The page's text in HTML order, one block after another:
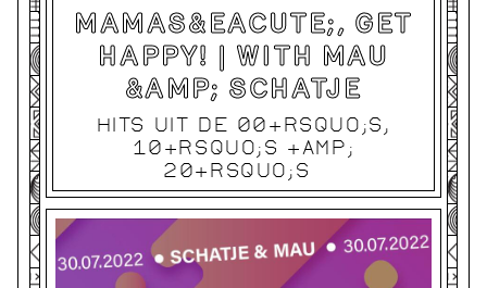
MAMAS&EACUTE;, GET
HAPPY! | WITH MAU
&AMP; SCHATJE
HITS UIT DE 00&RSQUO;S,
10&RSQUO;S &AMP;
20&RSQUO;S